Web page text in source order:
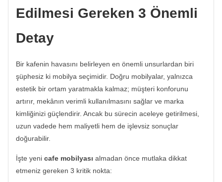
Edilmesi Gereken 3 Önemli
Detay
Bir kafenin havasını belirleyen en önemli unsurlardan biri
şüphesiz ki mobilya seçimidir. Doğru mobilyalar, yalnızca
estetik bir ortam yaratmakla kalmaz; müşteri konforunu
artırır, mekânın verimli kullanılmasını sağlar ve marka
kimliğinizi güçlendirir. Ancak bu sürecin aceleye getirilmesi,
uzun vadede hem maliyetli hem de işlevsiz sonuçlar
doğurabilir.
İşte yeni cafe mobilyası almadan önce mutlaka dikkat
etmeniz gereken 3 kritik nokta: